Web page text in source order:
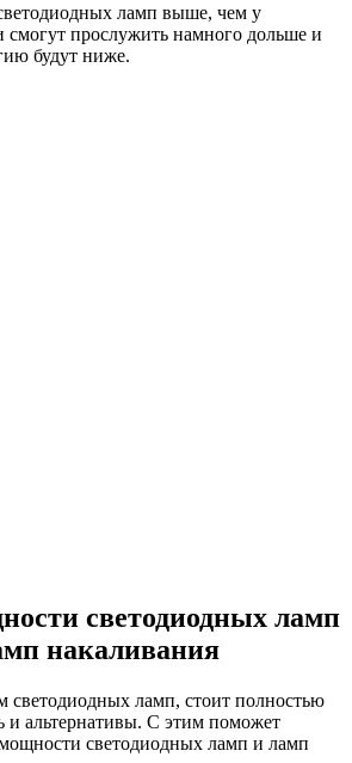
ламп выше, чем у
смогут прослужить намного дольше и
будут ниже.
светодиодных ламп
накаливания
светодиодных ламп, стоит полностью
и альтернативы. С этим поможет
мощности светодиодных ламп и ламп